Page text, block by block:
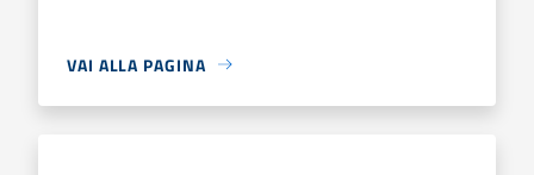
VAI ALLA PAGINA